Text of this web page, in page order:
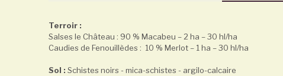
Terroir :
Salses le Château : 90 % Macabeu – 2 ha – 30 hl/ha
Caudies de Fenouillèdes : 10 % Merlot – 1 ha – 30 hl/ha
Sol : Schistes noirs - mica-schistes - argilo-calcaire